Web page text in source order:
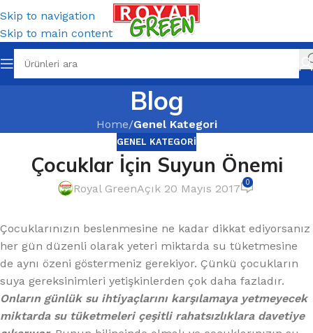
Skip to navigation
Skip to main content
Blog
Home/Genel Kategori
GENEL KATEGORI
Çocuklar İçin Suyun Önemi
Royal GreenAçık 20 Mayıs 2017 0
Çocuklarınızın beslenmesine ne kadar dikkat ediyorsanız
her gün düzenli olarak yeteri miktarda su tüketmesine
de aynı özeni göstermeniz gerekiyor. Çünkü çocukların
suya gereksinimleri yetişkinlerden çok daha fazladır.
Onların günlük su ihtiyaçlarını karşılamaya yetmeyecek
miktarda su tüketmeleri çeşitli rahatsızlıklara davetiye